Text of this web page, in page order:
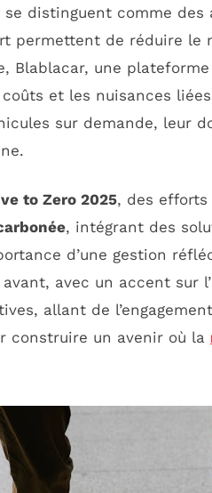
se distinguent comme
permettent de réduire
Blablacar, une
et les nuisances
sur demande, leur
to Zero 2025, des efforts
, intégrant des
d’une gestion
avec un accent sur
allant de
construire un avenir où la